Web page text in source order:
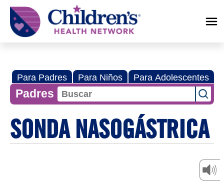
Children's
Health
Network
Para Padres Para Niños Para Adolescentes
Padres
SONDA NASOGÁSTRICA